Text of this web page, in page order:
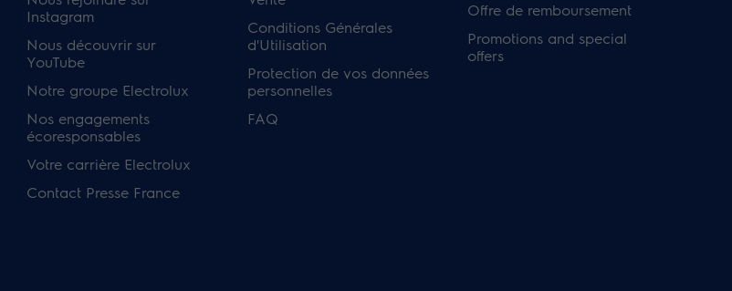
Instagram
Nous découvrir sur
YouTube
Notre groupe Electrolux
Nos engagements
écoresponsables
Votre carrière Electrolux
Contact Presse France
Conditions Générales
d'Utilisation
Protection de vos données
personnelles
FAQ
Offre de remboursement
Promotions and special
offers